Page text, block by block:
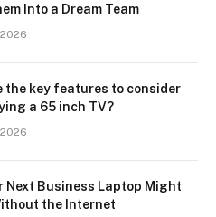
Into a Dream Team
the key features to consider
a 65 inch TV?
Next Business Laptop Might
the Internet